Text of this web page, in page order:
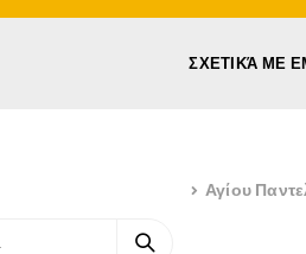
ΣΧΕΤΙΚΆ ΜΕ
Αγίου